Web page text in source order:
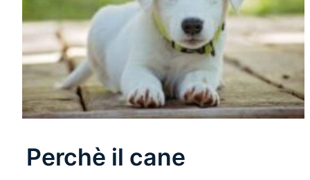
Perchè il cane